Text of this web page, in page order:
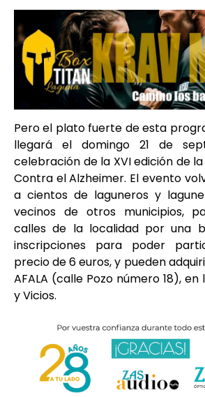
Pero el plato fuerte de esta
llegará el domingo 21 de
celebración de la XVI edición de
Contra el Alzheimer. El evento
a cientos de laguneros y
vecinos de otros municipios,
calles de la localidad por una
inscripciones para poder
precio de 6 euros, y pueden
AFALA (calle Pozo número 18), en
y Vicios.